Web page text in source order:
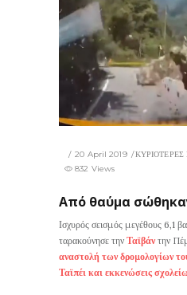
20 April 2019 ΚΥΡΙΟΤΕΡΕΣ
832 Views
Από θαύμα
Ισχυρός σεισμός μεγέθους 6,1
ταρακούνησε την Ταϊβάν την
αναστολή των δρομολογίων
Ταϊπέι και εκκενώσεις